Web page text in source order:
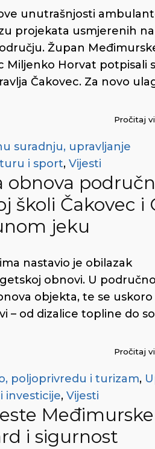
unutrašnjosti
projekata usmjerenih na
Župan
Miljenko Horvat potpisali
Čakovec. Za novo
Pročitaj
suradnju, upravljanje
i sport, Vijesti
obnova
školi Čakovec i
jeku
nastavio je obilazak
obnovi. U
objekta, te se uskoro
– od dizalice topline do
Pročitaj
poljoprivredu i turizam,
investicije, Vijesti
Međimurske
i sigurnost